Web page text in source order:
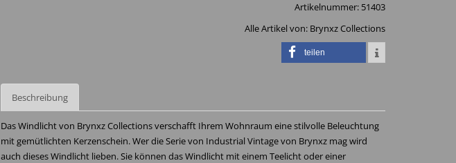
Artikelnummer: 51403
Alle Artikel von: Brynxz Collections
teilen
Beschreibung
Das Windlicht von Brynxz Collections verschafft Ihrem Wohnraum eine stilvolle Beleuchtung
mit gemütlichten Kerzenschein. Wer die Serie von Industrial Vintage von Brynxz mag wird
auch dieses Windlicht lieben. Sie können das Windlicht mit einem Teelicht oder einer